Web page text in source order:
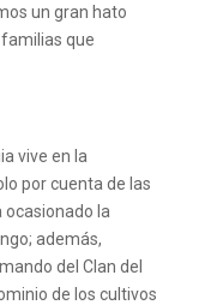
un gran hato
que
vive en la
por cuenta de las
la
además,
del Clan del
de los cultivos